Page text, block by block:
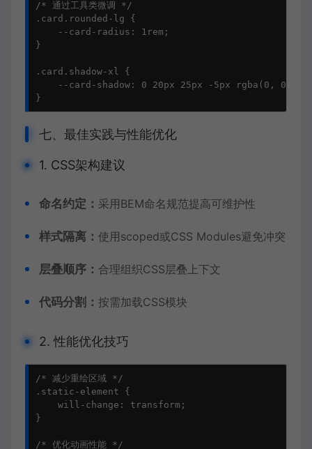
/* 通过工具类微调 */
.card.rounded-lg {
    --card-radius: 1rem;
}
.card.shadow-xl {
--card-shadow: 0 20px 25px -5px rgba(0, 0, 0,
}
七、最佳实践与性能优化
1. CSS架构建议
命名约定： 采用BEM命名规范提高可维护性
样式隔离： 使用scoped或CSS Modules避免冲突
层叠顺序： 合理组织CSS层叠上下文
代码分割： 按需加载CSS模块
2. 性能优化技巧
/* 减少重绘区域 */
.static-element {
    will-change: transform;
}
/* 优化动画性能 */